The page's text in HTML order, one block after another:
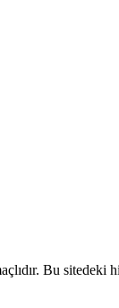
Bu sitedeki